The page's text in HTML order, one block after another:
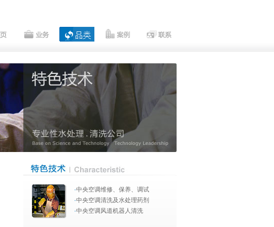
·中央空调维修、保养、调试
·中央空调清洗及水处理药剂
·中央空调风道机器人清洗